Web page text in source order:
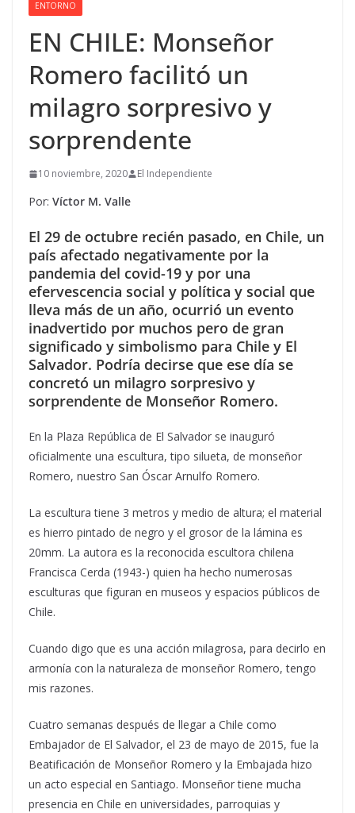
ENTORNO
EN CHILE: Monseñor
Romero facilitó un
milagro sorpresivo y
sorprendente
10 noviembre, 2020 El Independiente
Por: Víctor M. Valle
El 29 de octubre recién pasado, en Chile, un
país afectado negativamente por la
pandemia del covid-19 y por una
efervescencia social y política y social que
lleva más de un año, ocurrió un evento
inadvertido por muchos pero de gran
significado y simbolismo para Chile y El
Salvador. Podría decirse que ese día se
concretó un milagro sorpresivo y
sorprendente de Monseñor Romero.
En la Plaza República de El Salvador se inauguró
oficialmente una escultura, tipo silueta, de monseñor
Romero, nuestro San Óscar Arnulfo Romero.
La escultura tiene 3 metros y medio de altura; el material
es hierro pintado de negro y el grosor de la lámina es
20mm. La autora es la reconocida escultora chilena
Francisca Cerda (1943-) quien ha hecho numerosas
esculturas que figuran en museos y espacios públicos de
Chile.
Cuando digo que es una acción milagrosa, para decirlo en
armonía con la naturaleza de monseñor Romero, tengo
mis razones.
Cuatro semanas después de llegar a Chile como
Embajador de El Salvador, el 23 de mayo de 2015, fue la
Beatificación de Monseñor Romero y la Embajada hizo
un acto especial en Santiago. Monseñor tiene mucha
presencia en Chile en universidades, parroquias y